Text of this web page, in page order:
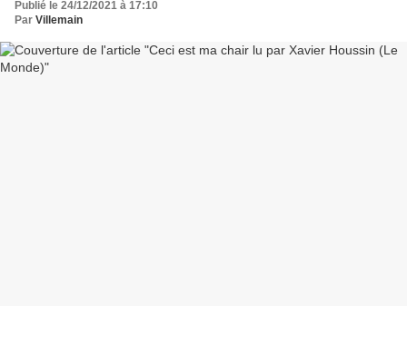
Publié le 24/12/2021 à 17:10
Par Villemain